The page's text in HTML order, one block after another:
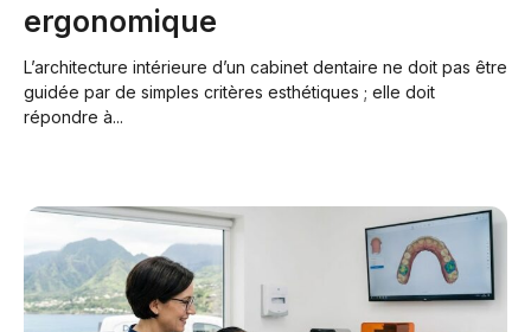
ergonomique
L’architecture intérieure d’un cabinet dentaire ne doit pas être
guidée par de simples critères esthétiques ; elle doit
répondre à...